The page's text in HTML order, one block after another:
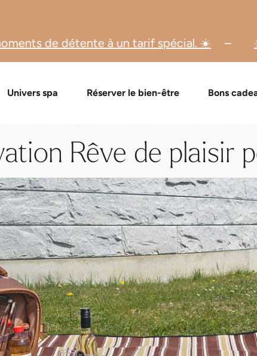
un tarif spécial. ☀️ ☀️Découvrez dès
Univers spa Réserver le bien-être
Formules Day Spa Massages et soins
Bons
Boutique de bons cadeaux Vérifier un bon cadeau
Rêve de plaisir